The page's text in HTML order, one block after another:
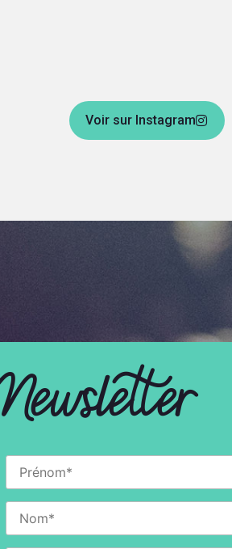
Voir sur Instagram
Newsletter